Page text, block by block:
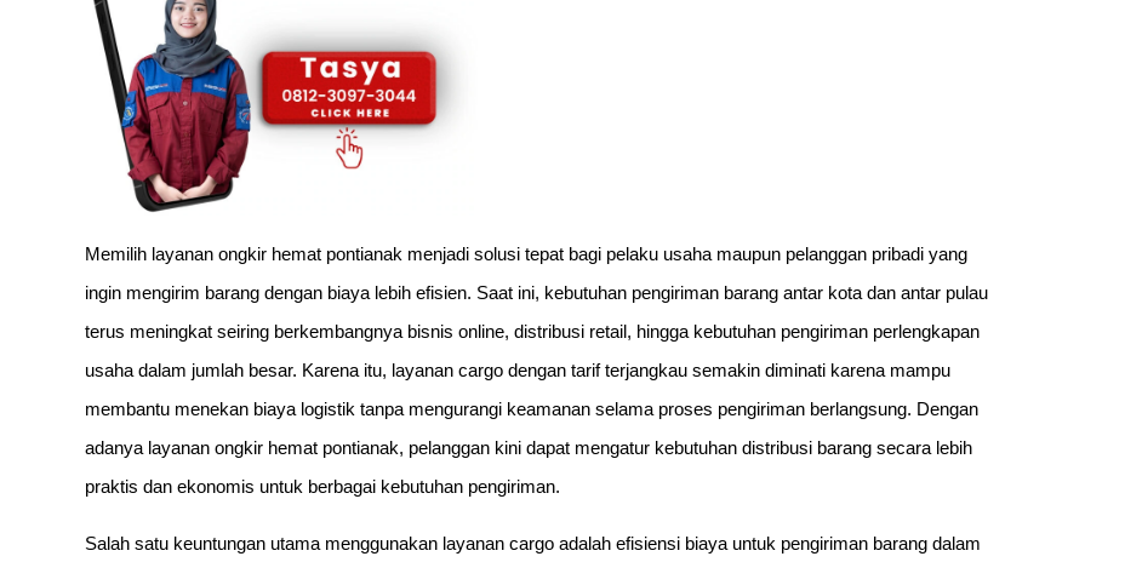
Memilih layanan ongkir hemat pontianak menjadi solusi tepat bagi pelaku usaha maupun pelanggan pribadi yang
ingin mengirim barang dengan biaya lebih efisien. Saat ini, kebutuhan pengiriman barang antar kota dan antar pulau
terus meningkat seiring berkembangnya bisnis online, distribusi retail, hingga kebutuhan pengiriman perlengkapan
usaha dalam jumlah besar. Karena itu, layanan cargo dengan tarif terjangkau semakin diminati karena mampu
membantu menekan biaya logistik tanpa mengurangi keamanan selama proses pengiriman berlangsung. Dengan
adanya layanan ongkir hemat pontianak, pelanggan kini dapat mengatur kebutuhan distribusi barang secara lebih
praktis dan ekonomis untuk berbagai kebutuhan pengiriman.
Salah satu keuntungan utama menggunakan layanan cargo adalah efisiensi biaya untuk pengiriman barang dalam